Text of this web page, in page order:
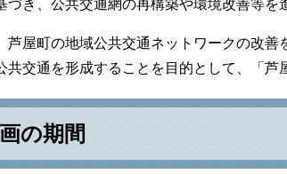
づき、公共交通網の再構築や環境改善等を
屋町の地域公共交通ネットワークの改善
共交通を形成することを目的として、「芦
の期間